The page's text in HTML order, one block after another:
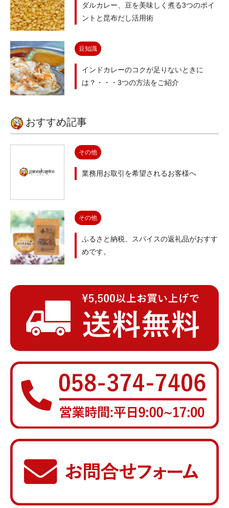
ダルカレー、豆を美味しく煮る3つのポイ
ントと昆布だし活用術
豆知識
インドカレーのコクが足りないときに
は？・・・3つの方法をご紹介
おすすめ記事
その他
業務用お取引を希望されるお客様へ
その他
ふるさと納税、スパイスの返礼品がおすす
めです。